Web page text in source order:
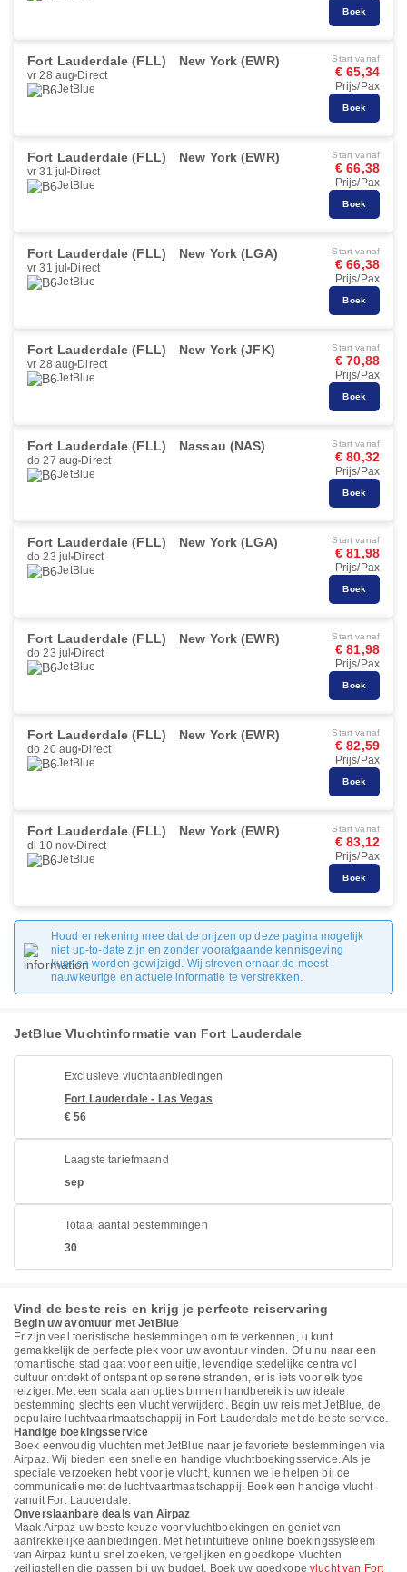
Boek
Fort Lauderdale (FLL) New York (EWR)
vr 28 aug Direct
JetBlue
Start vanaf
€ 65,34
Prijs/Pax
Boek
Fort Lauderdale (FLL) New York (EWR)
vr 31 jul Direct
JetBlue
Start vanaf
€ 66,38
Prijs/Pax
Boek
Fort Lauderdale (FLL) New York (LGA)
vr 31 jul Direct
JetBlue
Start vanaf
€ 66,38
Prijs/Pax
Boek
Fort Lauderdale (FLL) New York (JFK)
vr 28 aug Direct
JetBlue
Start vanaf
€ 70,88
Prijs/Pax
Boek
Fort Lauderdale (FLL) Nassau (NAS)
do 27 aug Direct
JetBlue
Start vanaf
€ 80,32
Prijs/Pax
Boek
Fort Lauderdale (FLL) New York (LGA)
do 23 jul Direct
JetBlue
Start vanaf
€ 81,98
Prijs/Pax
Boek
Fort Lauderdale (FLL) New York (EWR)
do 23 jul Direct
JetBlue
Start vanaf
€ 81,98
Prijs/Pax
Boek
Fort Lauderdale (FLL) New York (EWR)
do 20 aug Direct
JetBlue
Start vanaf
€ 82,59
Prijs/Pax
Boek
Fort Lauderdale (FLL) New York (EWR)
di 10 nov Direct
JetBlue
Start vanaf
€ 83,12
Prijs/Pax
Boek
Houd er rekening mee dat de prijzen op deze pagina mogelijk
niet up-to-date zijn en zonder voorafgaande kennisgeving
kunnen worden gewijzigd. Wij streven ernaar de meest
nauwkeurige en actuele informatie te verstrekken.
JetBlue Vluchtinformatie van Fort Lauderdale
Exclusieve vluchtaanbiedingen
Fort Lauderdale - Las Vegas
€ 56
Laagste tariefmaand
sep
Totaal aantal bestemmingen
30
Vind de beste reis en krijg je perfecte reiservaring
Begin uw avontuur met JetBlue
Er zijn veel toeristische bestemmingen om te verkennen, u kunt
gemakkelijk de perfecte plek voor uw avontuur vinden. Of u nu naar een
romantische stad gaat voor een uitje, levendige stedelijke centra vol
cultuur ontdekt of ontspant op serene stranden, er is iets voor elk type
reiziger. Met een scala aan opties binnen handbereik is uw ideale
bestemming slechts een vlucht verwijderd. Begin uw reis met JetBlue, de
populaire luchtvaartmaatschappij in Fort Lauderdale met de beste service.
Handige boekingsservice
Boek eenvoudig vluchten met JetBlue naar je favoriete bestemmingen via
Airpaz. Wij bieden een snelle en handige vluchtboekingsservice. Als je
speciale verzoeken hebt voor je vlucht, kunnen we je helpen bij de
communicatie met de luchtvaartmaatschappij. Boek een handige vlucht
vanuit Fort Lauderdale.
Onverslaanbare deals van Airpaz
Maak Airpaz uw beste keuze voor vluchtboekingen en geniet van
aantrekkelijke aanbiedingen. Met het intuïtieve online boekingssysteem
van Airpaz kunt u snel zoeken, vergelijken en goedkope vluchten
veiligstellen die passen bij uw budget. Boek uw goedkope vlucht van Fort